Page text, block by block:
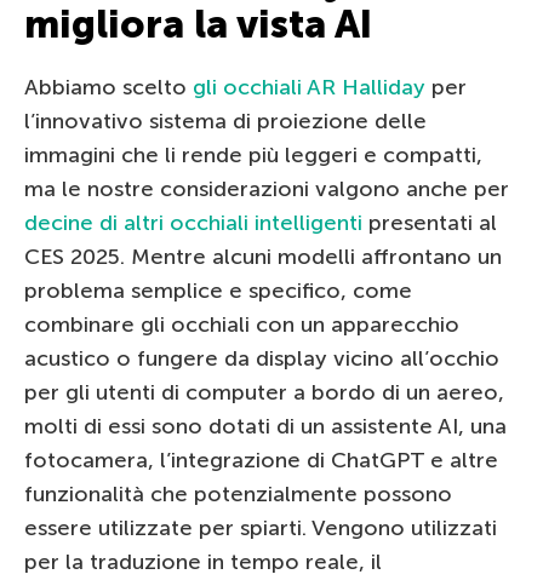
migliora la vista AI
Abbiamo scelto gli occhiali AR Halliday per
l’innovativo sistema di proiezione delle
immagini che li rende più leggeri e compatti,
ma le nostre considerazioni valgono anche per
decine di altri occhiali intelligenti presentati al
CES 2025. Mentre alcuni modelli affrontano un
problema semplice e specifico, come
combinare gli occhiali con un apparecchio
acustico o fungere da display vicino all’occhio
per gli utenti di computer a bordo di un aereo,
molti di essi sono dotati di un assistente AI, una
fotocamera, l’integrazione di ChatGPT e altre
funzionalità che potenzialmente possono
essere utilizzate per spiarti. Vengono utilizzati
per la traduzione in tempo reale, il